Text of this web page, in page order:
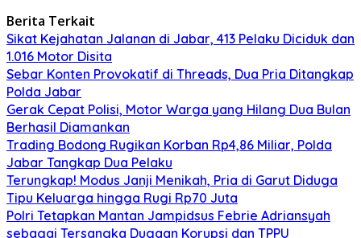
Berita Terkait
Sikat Kejahatan Jalanan di Jabar, 413 Pelaku Diciduk dan
1.016 Motor Disita
Sebar Konten Provokatif di Threads, Dua Pria Ditangkap
Polda Jabar
Gerak Cepat Polisi, Motor Warga yang Hilang Dua Bulan
Berhasil Diamankan
Trading Bodong Rugikan Korban Rp4,86 Miliar, Polda
Jabar Tangkap Dua Pelaku
Terungkap! Modus Janji Menikah, Pria di Garut Diduga
Tipu Keluarga hingga Rugi Rp70 Juta
Polri Tetapkan Mantan Jampidsus Febrie Adriansyah
sebagai Tersangka Dugaan Korupsi dan TPPU